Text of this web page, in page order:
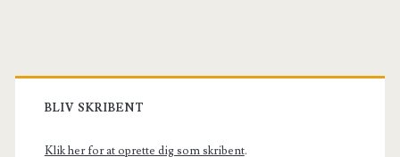
Primary
Sidebar
BLIV SKRIBENT
Klik her for at oprette dig som skribent.